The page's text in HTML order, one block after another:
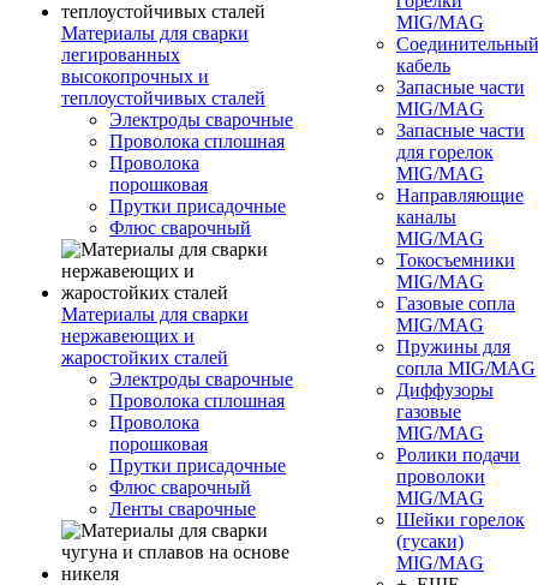
Материалы для сварки
легированных
высокопрочных и
теплоустойчивых сталей
Электроды сварочные
Проволока сплошная
Проволока
порошковая
Прутки присадочные
Флюс сварочный
Материалы для сварки
нержавеющих и
жаростойких сталей
Электроды сварочные
Проволока сплошная
Проволока
порошковая
Прутки присадочные
Флюс сварочный
Ленты сварочные
MIG/MAG
Соединительный
кабель
Запасные части
MIG/MAG
Запасные части
для горелок
MIG/MAG
Направляющие
каналы
MIG/MAG
Токосъемники
MIG/MAG
Газовые сопла
MIG/MAG
Пружины для
сопла MIG/MAG
Диффузоры
газовые
MIG/MAG
Ролики подачи
проволоки
MIG/MAG
Шейки горелок
(гусаки)
MIG/MAG